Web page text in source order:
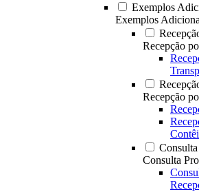
Exemplos
Exemplos
Recepção
Recepção
Consulta